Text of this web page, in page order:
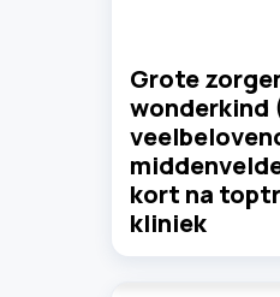
Grote
wonderkind
kort na
kliniek